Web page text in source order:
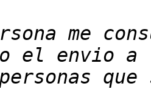
me
personas